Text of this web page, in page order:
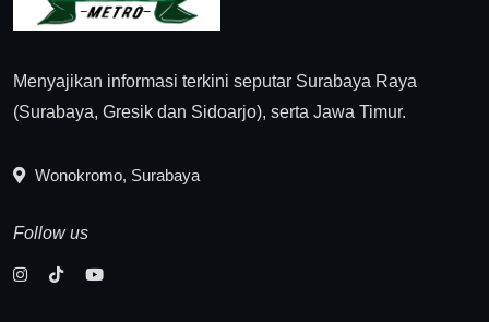
Menyajikan informasi terkini seputar Surabaya Raya
(Surabaya, Gresik dan Sidoarjo), serta Jawa Timur.
Wonokromo, Surabaya
Follow us